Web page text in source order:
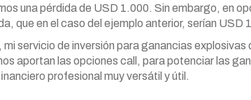
una pérdida de USD 1.000. Sin embargo, en
que en el caso del ejemplo anterior, serían USD
mi servicio de inversión para ganancias
aportan las opciones call, para potenciar las
profesional muy versátil y útil.